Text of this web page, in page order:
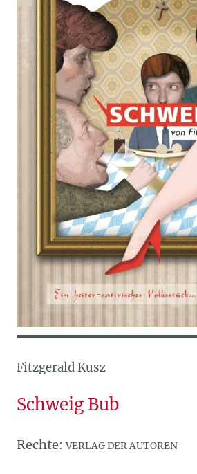
Fitzgerald Kusz
Schweig Bub
Rechte:VERLAG DER AUTOREN